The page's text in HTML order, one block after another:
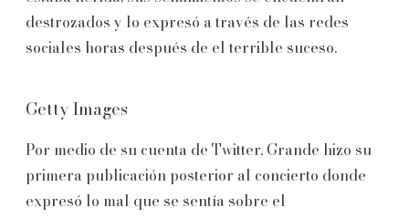
destrozados y lo expresó a través de las redes
sociales horas después de el terrible suceso.
Getty Images
Por medio de su cuenta de Twitter, Grande hizo su
primera publicación posterior al concierto donde
expresó lo mal que se sentía sobre el